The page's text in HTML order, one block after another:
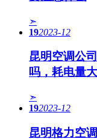
➣
192023-12
昆明空调公
吗，耗电量
➣
192023-12
昆明格力空